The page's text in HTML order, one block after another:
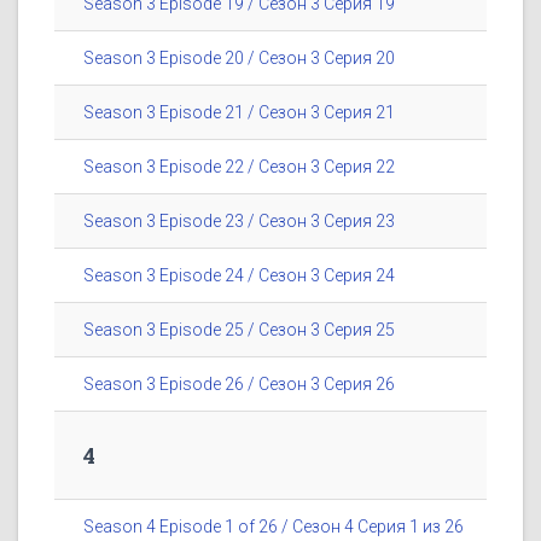
Season 3 Episode 19 / Сезон 3 Серия 19
Season 3 Episode 20 / Сезон 3 Серия 20
Season 3 Episode 21 / Сезон 3 Серия 21
Season 3 Episode 22 / Сезон 3 Серия 22
Season 3 Episode 23 / Сезон 3 Серия 23
Season 3 Episode 24 / Сезон 3 Серия 24
Season 3 Episode 25 / Сезон 3 Серия 25
Season 3 Episode 26 / Сезон 3 Серия 26
4
Season 4 Episode 1 of 26 / Сезон 4 Серия 1 из 26